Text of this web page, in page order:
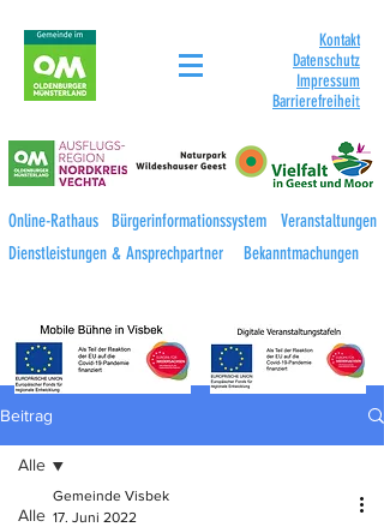
Kontakt
Datenschutz
Impressum
Barrierefreiheit
Online-Rathaus Bürgerinformationssystem
Veranstaltungen
Dienstleistungen & Ansprechpartner
Bekanntmachungen
Beitrag
Alle
Alle
Gemeinde Visbek
17. Juni 2022